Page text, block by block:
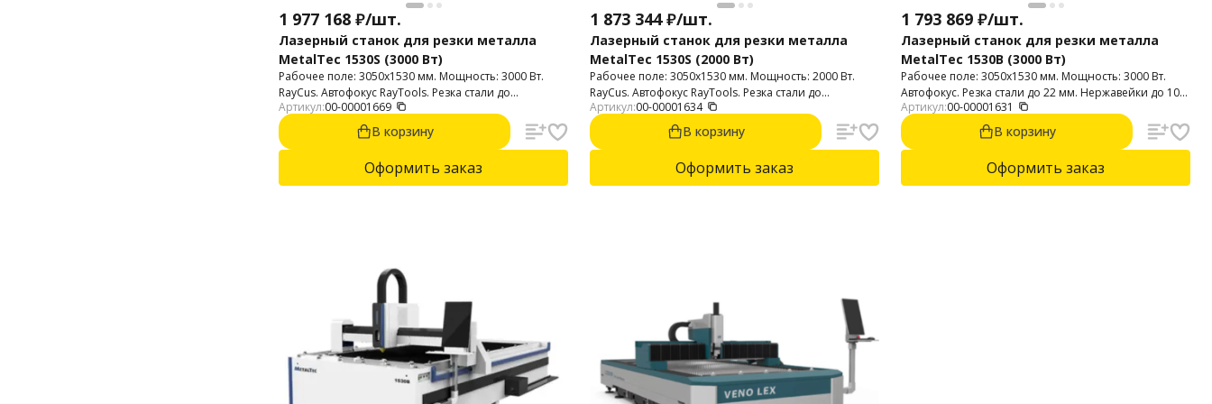
1 977 168 ₽/шт.
Лазерный станок для резки металла
MetalTec 1530S (3000 Вт)
Рабочее поле: 3050х1530 мм. Мощность: 3000 Вт.
RayCus. Автофокус RayTools. Резка стали до
{$product.features['glubina_rezki_stali']}, нержавейка
до {$product.features['glubina_rezki_nerzhaveyki']},
алюминий до
{$product.features['glubina_rezki_alyuminiya']}.
Артикул:00-00001669
В корзину
Оформить заказ
1 873 344 ₽/шт.
Лазерный станок для резки металла
MetalTec 1530S (2000 Вт)
Рабочее поле: 3050х1530 мм. Мощность: 2000 Вт.
RayCus. Автофокус RayTools. Резка стали до
{$product.features['glubina_rezki_stali']}, нержавейка
до {$product.features['glubina_rezki_nerzhaveyki']},
алюминий до
{$product.features['glubina_rezki_alyuminiya']}.
Артикул:00-00001634
В корзину
Оформить заказ
1 793 869 ₽/шт.
Лазерный станок для резки металла
MetalTec 1530B (3000 Вт)
Рабочее поле: 3050х1530 мм. Мощность: 3000 Вт.
Автофокус. Резка стали до 22 мм. Нержавейки до 10
мм. Алюминий до 7 мм.
Артикул:00-00001631
В корзину
Оформить заказ